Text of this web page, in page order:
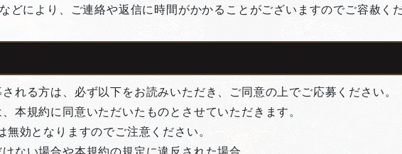
どにより、ご連絡や返信に時間がかかることがございますのでご容赦く
れる方は、必ず以下をお読みいただき、ご同意の上でご応募ください。
本規約に同意いただいたものとさせていただきます。
無効となりますのでご注意ください。